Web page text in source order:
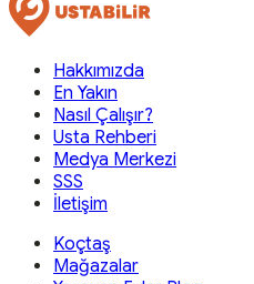
Hakkımızda
En Yakın
Nasıl Çalışır?
Usta Rehberi
Medya Merkezi
SSS
İletişim
Koçtaş
Mağazalar